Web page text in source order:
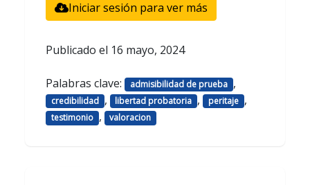
Iniciar sesión para ver más
Publicado el 16 mayo, 2024
Palabras clave: admisibilidad de prueba ,
credibilidad , libertad probatoria , peritaje ,
testimonio , valoracion